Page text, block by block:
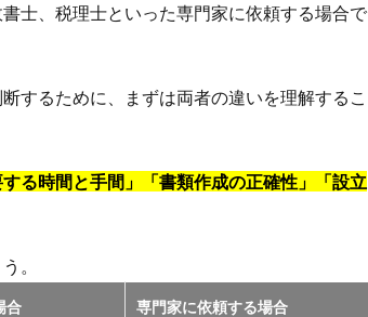
士、税理士といった専門家に依頼する場合で
するために、まずは両者の違いを理解するこ
る時間と手間」「書類作成の正確性」「設立
。
合 専門家に依頼する場合